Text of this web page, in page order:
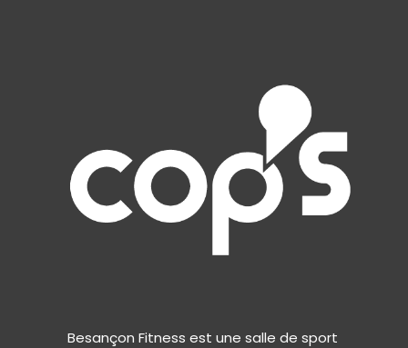
Besançon Fitness est une salle de sport